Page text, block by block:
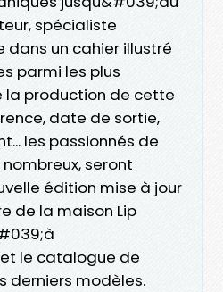
spécialiste
dans un cahier illustré
parmi les plus
la production de cette
date de sortie,
les passionnés de
seront
édition mise à jour
de la maison Lip
le catalogue de
derniers modèles.